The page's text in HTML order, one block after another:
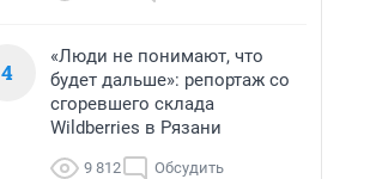
4
«Люди не понимают, что
будет дальше»: репортаж со
сгоревшего склада
Wildberries в Рязани
9 812 Обсудить